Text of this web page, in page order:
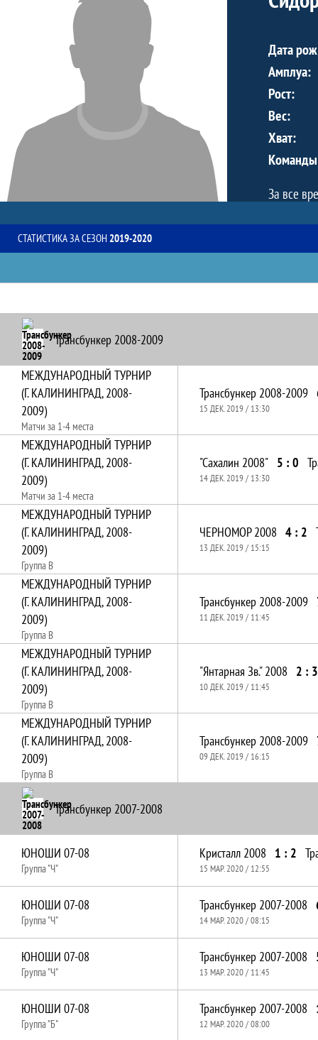
Дата
Амплуа:
Рост:
Вес:
Хват:
За все
СТАТИСТИКА ЗА СЕЗОН 2019-2020
Трансбункер 2008-2009
МЕЖДУНАРОДНЫЙ ТУРНИР
(Г. КАЛИНИНГРАД, 2008-
2009)
Матчи за 1-4 места
Трансбункер 2008-2009
15 ДЕК. 2019 / 13:30
МЕЖДУНАРОДНЫЙ ТУРНИР
(Г. КАЛИНИНГРАД, 2008-
2009)
Матчи за 1-4 места
"Сахалин 2008" 5 : 0
14 ДЕК. 2019 / 13:30
МЕЖДУНАРОДНЫЙ ТУРНИР
(Г. КАЛИНИНГРАД, 2008-
2009)
Группа B
ЧЕРНОМОР 2008 4 : 2
13 ДЕК. 2019 / 15:15
МЕЖДУНАРОДНЫЙ ТУРНИР
(Г. КАЛИНИНГРАД, 2008-
2009)
Группа B
Трансбункер 2008-2009
11 ДЕК. 2019 / 11:45
МЕЖДУНАРОДНЫЙ ТУРНИР
(Г. КАЛИНИНГРАД, 2008-
2009)
Группа B
"Янтарная Зв." 2008 2 : 3
10 ДЕК. 2019 / 11:45
МЕЖДУНАРОДНЫЙ ТУРНИР
(Г. КАЛИНИНГРАД, 2008-
2009)
Группа B
Трансбункер 2008-2009
09 ДЕК. 2019 / 16:15
Трансбункер 2007-2008
ЮНОШИ 07-08
Группа "Ч"
Кристалл 2008 1 : 2
15 МАР. 2020 / 12:55
ЮНОШИ 07-08
Группа "Ч"
Трансбункер 2007-2008
14 МАР. 2020 / 08:15
ЮНОШИ 07-08
Группа "Ч"
Трансбункер 2007-2008
13 МАР. 2020 / 11:45
ЮНОШИ 07-08
Группа "Б"
Трансбункер 2007-2008
12 МАР. 2020 / 08:00